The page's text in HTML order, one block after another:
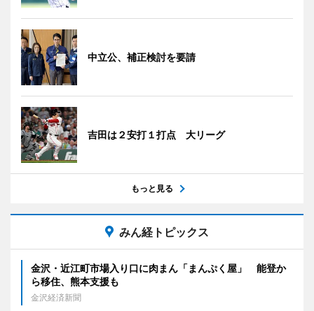
中立公、補正検討を要請
吉田は２安打１打点 大リーグ
もっと見る
みん経トピックス
金沢・近江町市場入り口に肉まん「まんぷく屋」 能登か
ら移住、熊本支援も
金沢経済新聞